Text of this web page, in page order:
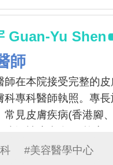
Guan-Yu Shen
師
師在本院接受完整的
科專科醫師執照。專
常見皮膚疾病(香港腳
及其他色素疾病、感染
#美容醫學中心